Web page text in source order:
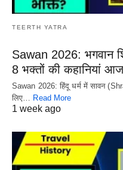
TEERTH YATRA
Sawan 2026: भगवान
8 भक्तों की कहानियां
Sawan 2026: हिंदू धर्म में सावन
लिए…
Read More
1 week ago